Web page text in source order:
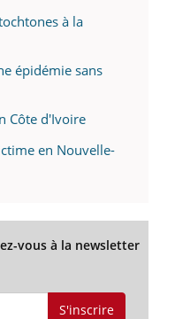
à la
épidémie sans
Côte d'Ivoire
en Nouvelle-
vous à la newsletter
S'inscrire